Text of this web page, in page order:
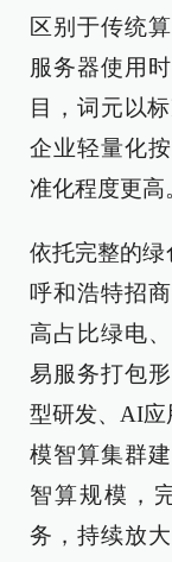
区别于传统
服务器使用
目，词元以
企业轻量化
准化程度更高
依托完整的绿
呼和浩特招
高占比绿电
易服务打包
型研发、AI应
模智算集群
智算规模，
务，持续放